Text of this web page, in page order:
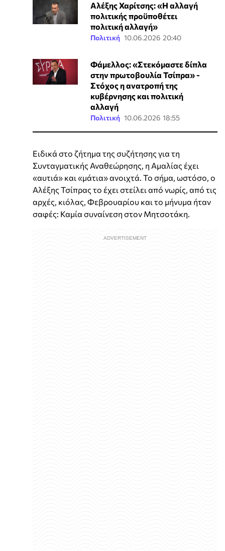
Αλέξης Χαρίτσης: «Η αλλαγή
πολιτικής προϋποθέτει
πολιτική αλλαγή»
Πολιτική 10.06.2026 20:40
Φάμελλος: «Στεκόμαστε δίπλα
στην πρωτοβουλία Τσίπρα» -
Στόχος η ανατροπή της
κυβέρνησης και πολιτική
αλλαγή
Πολιτική 10.06.2026 18:55
Ειδικά στο ζήτημα της συζήτησης για τη
Συνταγματικής Αναθεώρησης, η Αμαλίας έχει
«αυτιά» και «μάτια» ανοιχτά. Το σήμα, ωστόσο, ο
Αλέξης Τσίπρας το έχει στείλει από νωρίς, από τις
αρχές, κιόλας, Φεβρουαρίου και το μήνυμα ήταν
σαφές: Καμία συναίνεση στον Μητσοτάκη.